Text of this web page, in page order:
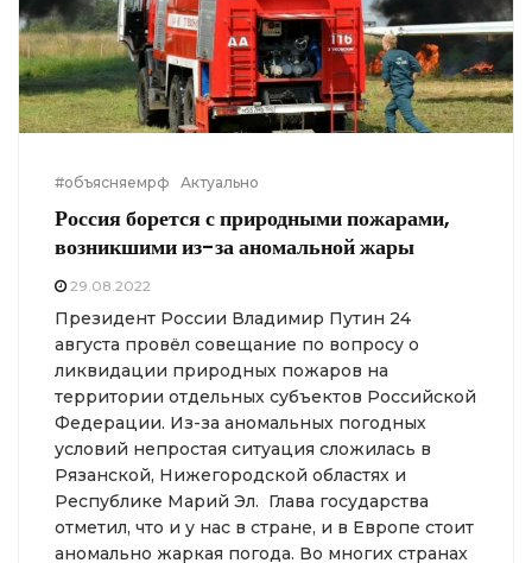
#объясняемрф Актуально
Россия борется с природными пожарами,
возникшими из-за аномальной жары
29.08.2022
Президент России Владимир Путин 24
августа провёл совещание по вопросу о
ликвидации природных пожаров на
территории отдельных субъектов Российской
Федерации. Из-за аномальных погодных
условий непростая ситуация сложилась в
Рязанской, Нижегородской областях и
Республике Марий Эл. Глава государства
отметил, что и у нас в стране, и в Европе стоит
аномально жаркая погода. Во многих странах